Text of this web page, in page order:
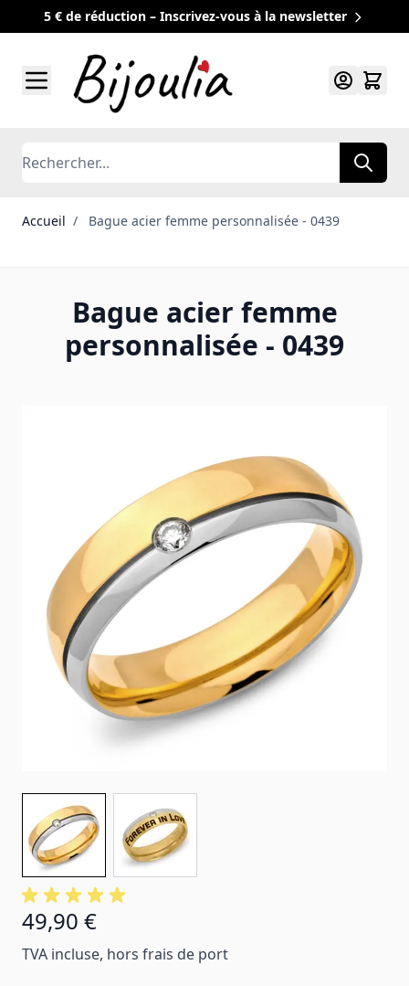
5 € de réduction – Inscrivez-vous à la newsletter
Rechercher
Accueil / Bague acier femme personnalisée - 0439
Bague acier femme
personnalisée - 0439
À partir de:
49,90 €
TVA incluse, hors frais de port